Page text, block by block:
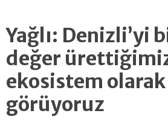
Yağlı: Denizli’yi
değer
ekosistem olarak
görüyoruz